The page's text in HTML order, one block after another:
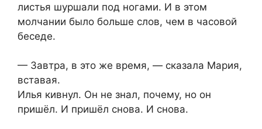
листья шуршали под ногами. И в этом
молчании было больше слов, чем в часовой
беседе.
— Завтра, в это же время, — сказала Мария,
вставая.
Илья кивнул. Он не знал, почему, но он
пришёл. И пришёл снова. И снова.